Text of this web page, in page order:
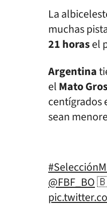
La
muchas
21horasel
Argentina
elMato
centígrados
sean
@FBF_BO